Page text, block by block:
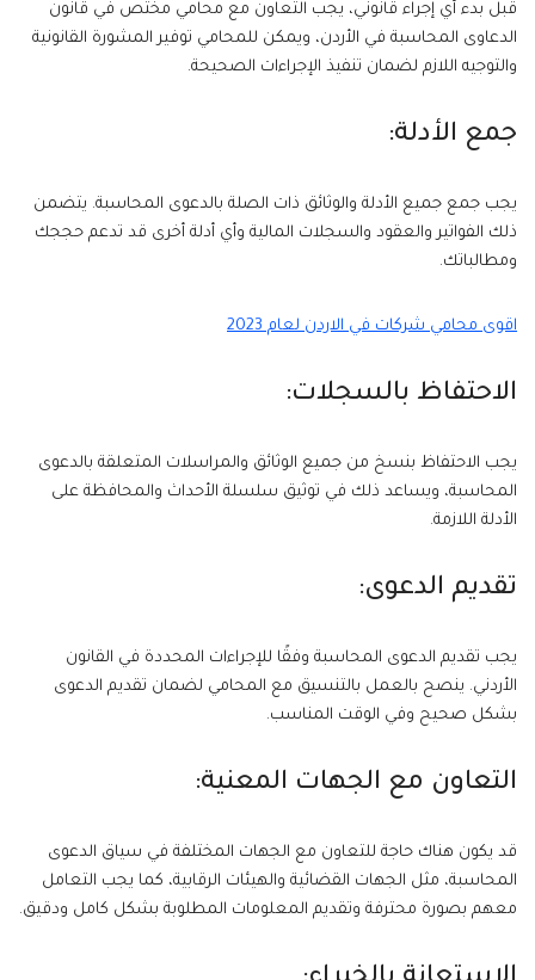
قبل بدء أي إجراء قانوني، يجب التعاون مع محامي مختص في قانون
الدعاوى المحاسبة في الأردن، ويمكن للمحامي توفير المشورة القانونية
والتوجيه اللازم لضمان تنفيذ الإجراءات الصحيحة.
جمع الأدلة:
يجب جمع جميع الأدلة والوثائق ذات الصلة بالدعوى المحاسبة. يتضمن
ذلك الفواتير والعقود والسجلات المالية وأي أدلة أخرى قد تدعم حججك
ومطالباتك.
اقوى محامي شركات في الاردن لعام 2023
الاحتفاظ بالسجلات:
يجب الاحتفاظ بنسخ من جميع الوثائق والمراسلات المتعلقة بالدعوى
المحاسبة، ويساعد ذلك في توثيق سلسلة الأحداث والمحافظة على
الأدلة اللازمة.
تقديم الدعوى:
يجب تقديم الدعوى المحاسبة وفقًا للإجراءات المحددة في القانون
الأردني. ينصح بالعمل بالتنسيق مع المحامي لضمان تقديم الدعوى
بشكل صحيح وفي الوقت المناسب.
التعاون مع الجهات المعنية:
قد يكون هناك حاجة للتعاون مع الجهات المختلفة في سياق الدعوى
المحاسبة، مثل الجهات القضائية والهيئات الرقابية، كما يجب التعامل
معهم بصورة محترفة وتقديم المعلومات المطلوبة بشكل كامل ودقيق.